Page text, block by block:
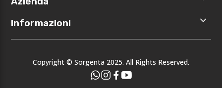
Accedi
Registrati
Chi siamo
I nostri
Eventi
Informazioni
Privacy
CondizioniCopyright © Sorgenta 2025. All Rights Reserved.